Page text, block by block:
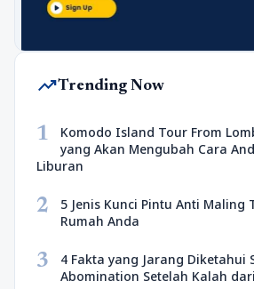
trending_upTrending Now
1
Komodo Island Tour From
yang Akan Mengubah Cara
Liburan
2
5 Jenis Kunci Pintu Anti Maling
Rumah Anda
3
4 Fakta yang Jarang Diketahui
Abomination Setelah Kalah